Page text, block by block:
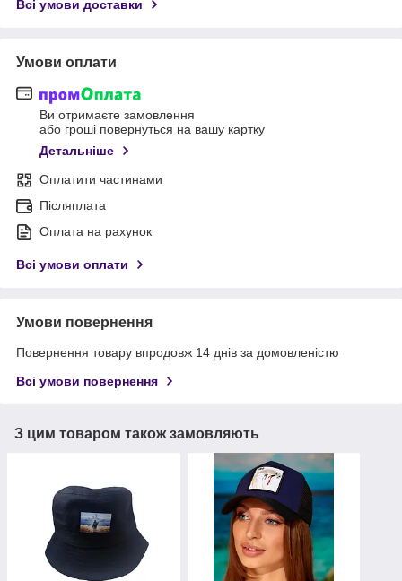
Всі умови доставки
Умови оплати
Ви отримаєте замовлення
або гроші повернуться на вашу картку
Детальніше
Оплатити частинами
Післяплата
Оплата на рахунок
Всі умови оплати
Умови повернення
Повернення товару впродовж 14 днів за домовленістю
Всі умови повернення
З цим товаром також замовляють